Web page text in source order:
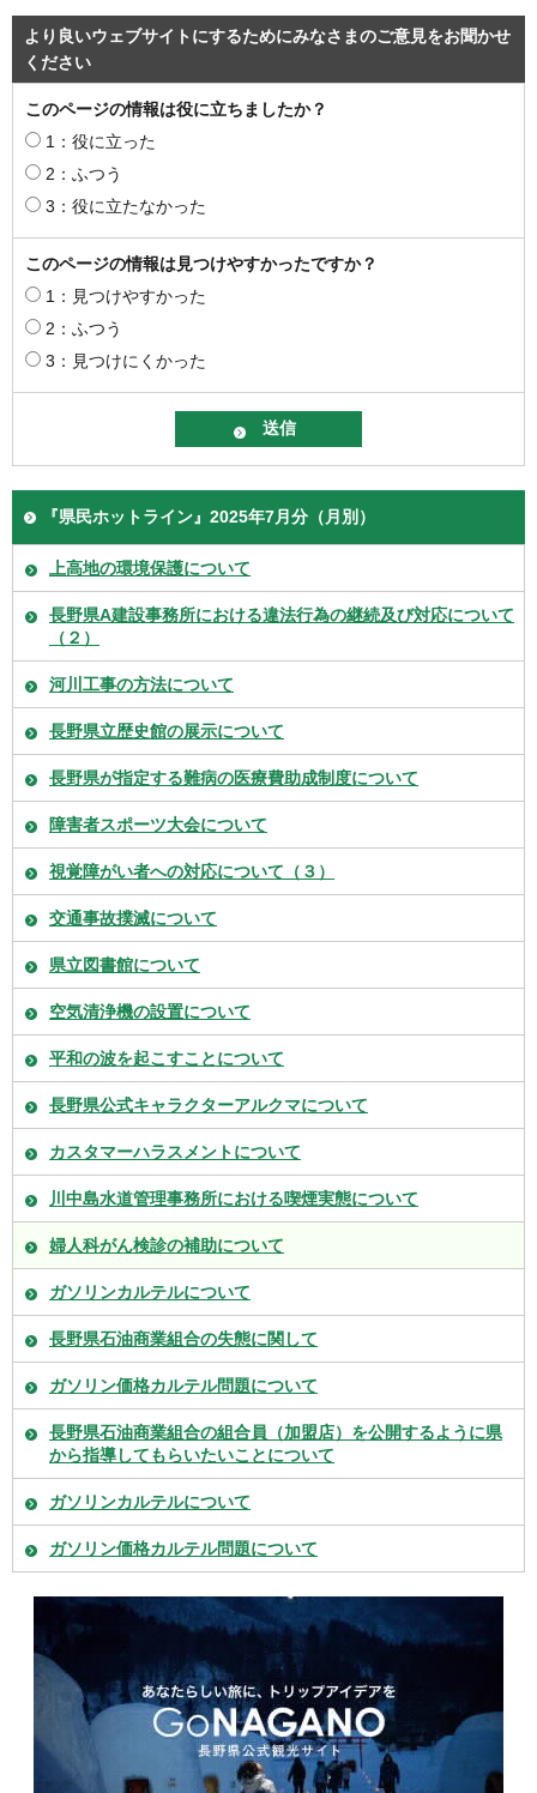
より良いウェブサイトにするためにみなさまのご意見をお聞かせ
ください
このページの情報は役に立ちましたか？
1：役に立った
2：ふつう
3：役に立たなかった
このページの情報は見つけやすかったですか？
1：見つけやすかった
2：ふつう
3：見つけにくかった
『県民ホットライン』2025年7月分（月別）
上高地の環境保護について
長野県A建設事務所における違法行為の継続及び対応について
（２）
河川工事の方法について
長野県立歴史館の展示について
長野県が指定する難病の医療費助成制度について
障害者スポーツ大会について
視覚障がい者への対応について（３）
交通事故撲滅について
県立図書館について
空気清浄機の設置について
平和の波を起こすことについて
長野県公式キャラクターアルクマについて
カスタマーハラスメントについて
川中島水道管理事務所における喫煙実態について
婦人科がん検診の補助について
ガソリンカルテルについて
長野県石油商業組合の失態に関して
ガソリン価格カルテル問題について
長野県石油商業組合の組合員（加盟店）を公開するように県
から指導してもらいたいことについて
ガソリンカルテルについて
ガソリン価格カルテル問題について